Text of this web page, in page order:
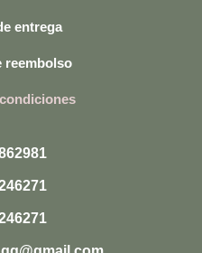
entrega
reembolso